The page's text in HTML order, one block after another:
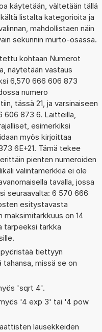
käytetään, vältetään tällä
listalta kategorioita ja
mahdollistaen näin
sekunnin murto-osassa.
kohtaan Numerot
näytetään vastaus
6,570 666 606 873
numero
tässä 21, ja varsinaiseen
606 873 6. Laitteilla,
esimerkiksi
myös kirjoittaa
6E+21. Tämä tekee
pienten numeroiden
valintamerkkiä ei ole
tavalla, jossa
seuraavalta: 6 570 666
esitystavasta
maksimitarkkuus on 14
tarpeeksi tarkka
tiettyyn
tahansa, missä se on
'sqrt 4'.
'4 exp 3' tai '4 pow
lausekkeiden